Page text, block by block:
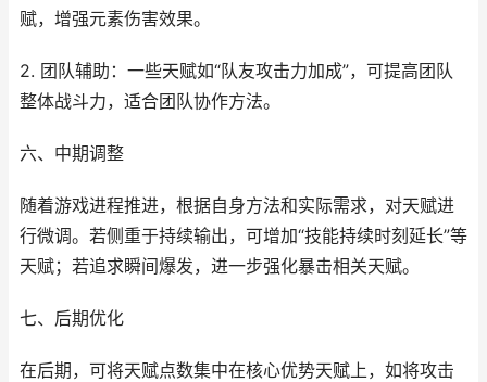
赋，增强元素伤害效果。
2. 团队辅助：一些天赋如“队友攻击力加成”，可提高团队
整体战斗力，适合团队协作方法。
六、中期调整
随着游戏进程推进，根据自身方法和实际需求，对天赋进
行微调。若侧重于持续输出，可增加“技能持续时刻延长”等
天赋；若追求瞬间爆发，进一步强化暴击相关天赋。
七、后期优化
在后期，可将天赋点数集中在核心优势天赋上，如将攻击